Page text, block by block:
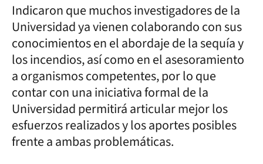
Indicaron que muchos investigadores de la
Universidad ya vienen colaborando con sus
conocimientos en el abordaje de la sequía y
los incendios, así como en el asesoramiento
a organismos competentes, por lo que
contar con una iniciativa formal de la
Universidad permitirá articular mejor los
esfuerzos realizados y los aportes posibles
frente a ambas problemáticas.